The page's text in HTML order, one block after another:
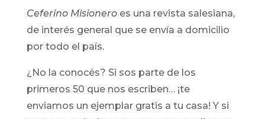
Ceferino Misioneroes una revista salesiana,
de interés general que se envía a domicilio
por todo el país.
¿No la conocés? Si sos parte de los
primeros 50 que nos escriben… ¡te
enviamos un ejemplar gratis a tu casa! Y si